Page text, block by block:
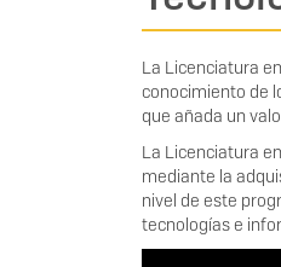
La Licenciatura
conocimiento de
que añada un
La Licenciatura
mediante la
nivel de este
tecnologías e